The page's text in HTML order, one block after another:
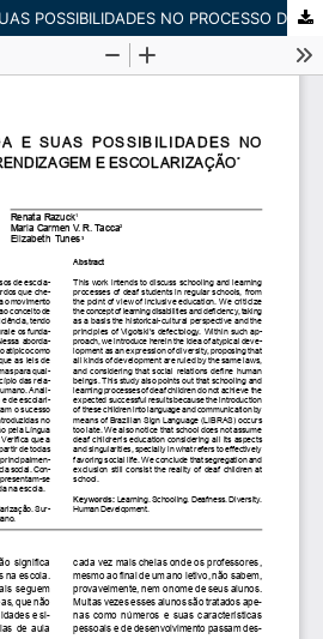
A PESSOA SURDA E SUAS POSSIBILIDADES NO PROCESSO DE APRENDIZAGEM E ESCOLARIZAÇÃO